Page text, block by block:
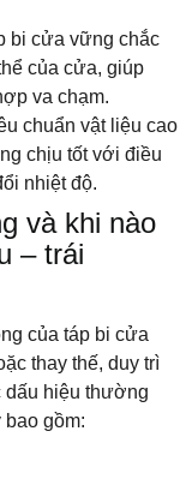
bi cửa vững chắc
của cửa, giúp
va chạm.
chuẩn vật liệu cao
chịu tốt với điều
nhiệt độ.
và khi nào
– trái
của táp bi cửa
thay thế, duy trì
dấu hiệu thường
bao gồm: